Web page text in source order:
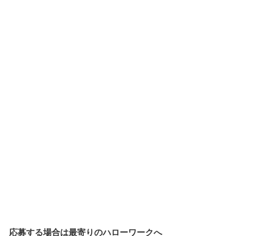
応募する場合は最寄りのハローワークへ